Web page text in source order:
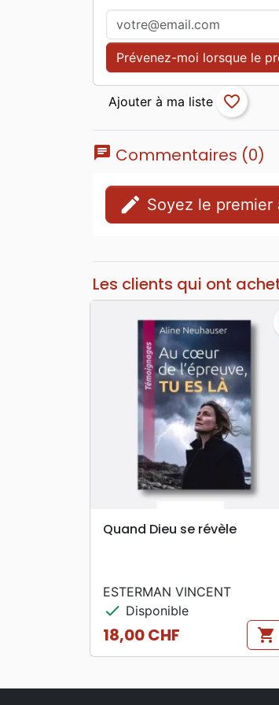
Prévenez-moi lorsque le
favorite_border
chat Commentaires (0)
edit Soyez le
Les clients qui ont
searchAPERÇU RAPIDE
Quand Dieu se révèle
ESTERMAN VINCENT
check Disponible
Prix
18,00 CHF shopping_cart